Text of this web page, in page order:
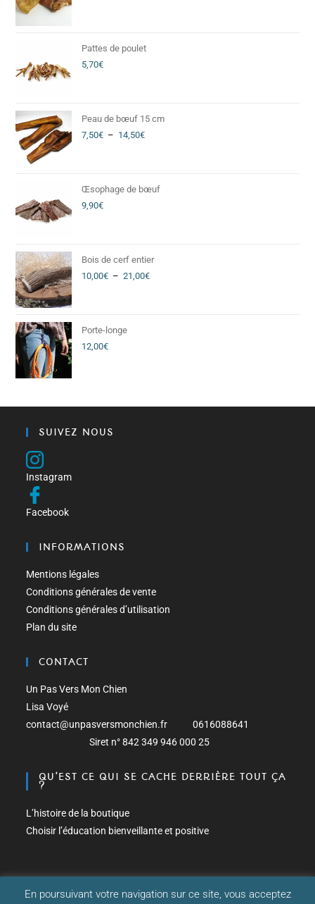
Pattes de poulet
5,70€
Peau de bœuf 15 cm
7,50€ – 14,50€
Œsophage de bœuf
9,90€
Bois de cerf entier
10,00€ – 21,00€
Porte-longe
12,00€
SUIVEZ NOUS
Instagram
Facebook
INFORMATIONS
Mentions légales
Conditions générales de vente
Conditions générales d’utilisation
Plan du site
CONTACT
Un Pas Vers Mon Chien
Lisa Voyé
contact@unpasversmonchien.fr 0616088641
Siret n° 842 349 946 000 25
QU’EST CE QUI SE CACHE DERRIÈRE TOUT ÇA
?
L’histoire de la boutique
Choisir l’éducation bienveillante et positive
En poursuivant votre navigation sur ce site, vous acceptez